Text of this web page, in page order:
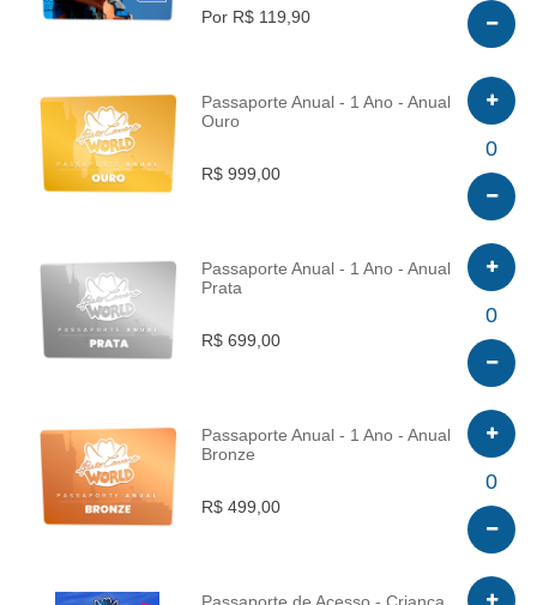
Por R$ 119,90
INFO
Passaporte Anual - 1 Ano - Anual
Ouro
R$ 999,00
0
INFO
Passaporte Anual - 1 Ano - Anual
Prata
R$ 699,00
0
INFO
Passaporte Anual - 1 Ano - Anual
Bronze
R$ 499,00
0